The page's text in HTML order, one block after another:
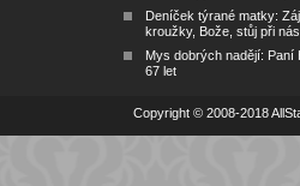
Deníček týrané matky:
kroužky, Bože, stůj při nás
Mys dobrých nadějí: Paní
67 let
Copyright © 2008-2018